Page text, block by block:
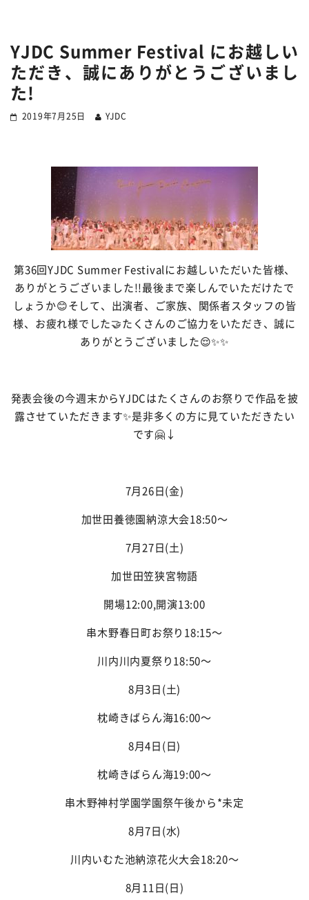
YJDC Summer Festival にお越しい
ただき、誠にありがとうございまし
た!
2019年7月25日 YJDC
第36回YJDC Summer Festivalにお越しいただいた皆様、
ありがとうございました!!最後まで楽しんでいただけたで
しょうか😊そして、出演者、ご家族、関係者スタッフの皆
様、お疲れ様でした🤝たくさんのご協力をいただき、誠に
ありがとうございました😌✨✨
発表会後の今週末からYJDCはたくさんのお祭りで作品を披
露させていただきます✨是非多くの方に見ていただきたい
です🤗 ↓
7月26日(金)
加世田養徳園納涼大会18:50〜
7月27日(土)
加世田笠狭宮物語
開場12:00,開演13:00
串木野春日町お祭り 18:15〜
川内川内夏祭り18:50〜
8月3日(土)
枕崎きばらん海16:00〜
8月4日(日)
枕崎きばらん海19:00〜
串木野神村学園学園祭午後から*未定
8月7日(水)
川内いむた池納涼花火大会18:20〜
8月11日(日)